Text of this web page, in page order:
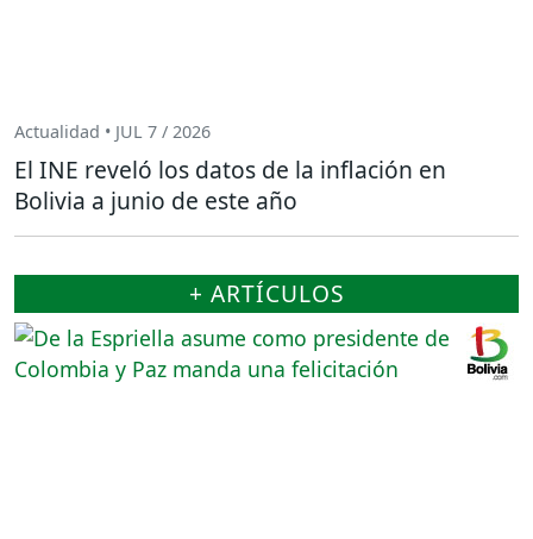
Actualidad • JUL 7 / 2026
El INE reveló los datos de la inflación en
Bolivia a junio de este año
+ ARTÍCULOS